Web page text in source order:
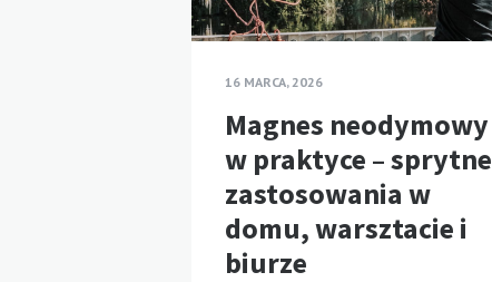
16 MARCA, 2026
Magnes neodymowy
w praktyce – sprytne
zastosowania w
domu, warsztacie i
biurze